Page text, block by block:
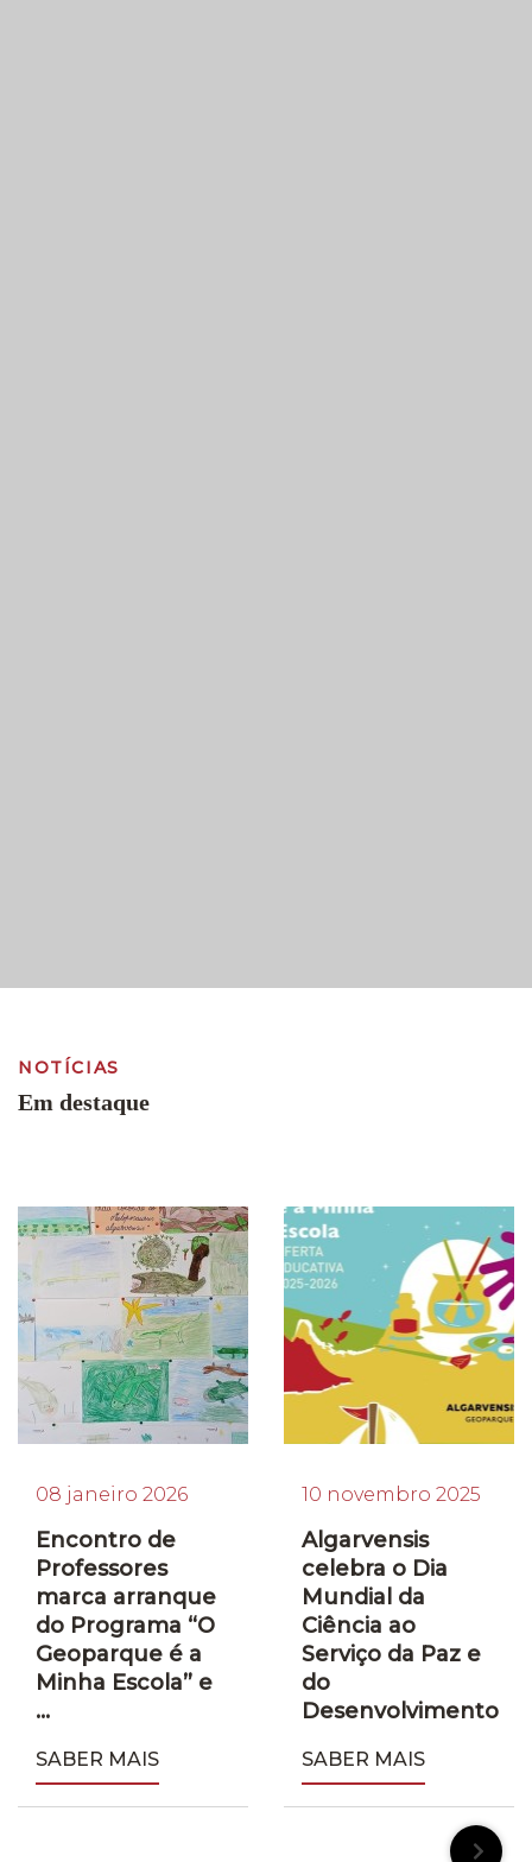
NOTÍCIAS
Em destaque
08 janeiro 2026
Encontro de
Professores
marca arranque
do Programa “O
Geoparque é a
Minha Escola” e
...
SABER MAIS
10 novembro 2025
Algarvensis
celebra o Dia
Mundial da
Ciência ao
Serviço da Paz e
do
Desenvolvimento
SABER MAIS